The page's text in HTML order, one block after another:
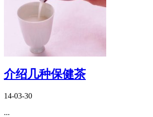
介绍几种保健茶
14-03-30
...